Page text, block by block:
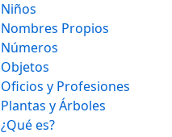
Niños
Nombres Propios
Números
Objetos
Oficios y Profesiones
Plantas y Árboles
¿Qué es?